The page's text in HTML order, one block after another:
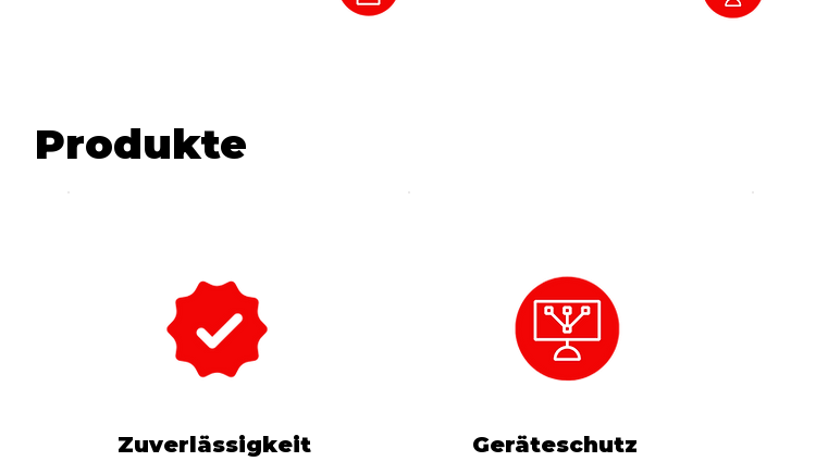
Produkte
Zuverlässigkeit Geräteschutz